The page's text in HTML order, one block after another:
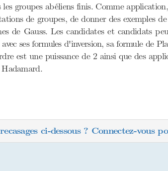
groupes abéliens finis. Comme
de groupes, de donner des exemples
de Gauss. Les candidates et candidats
ses formules d'inversion, sa formule de
est une puissance de 2 ainsi que des
Hadamard.
ci-dessous ? Connectez-vous